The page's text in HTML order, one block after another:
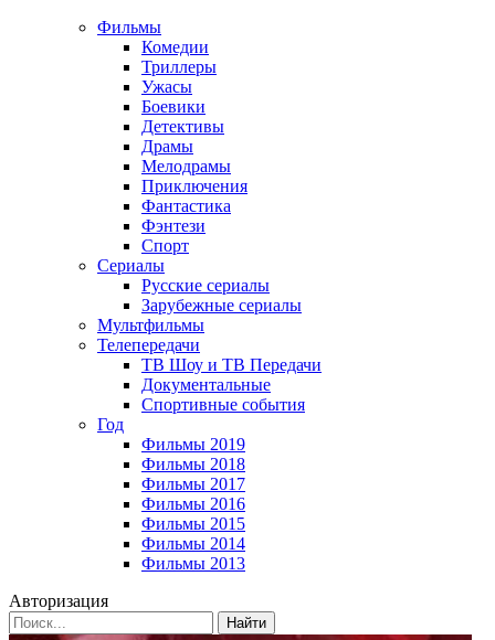
Фильмы
Комедии
Триллеры
Ужасы
Боевики
Детективы
Драмы
Мелодрамы
Приключения
Фантастика
Фэнтези
Спорт
Сериалы
Русские сериалы
Зарубежные сериалы
Мультфильмы
Телепередачи
ТВ Шоу и ТВ Передачи
Документальные
Спортивные события
Год
Фильмы 2019
Фильмы 2018
Фильмы 2017
Фильмы 2016
Фильмы 2015
Фильмы 2014
Фильмы 2013
Авторизация
Найти